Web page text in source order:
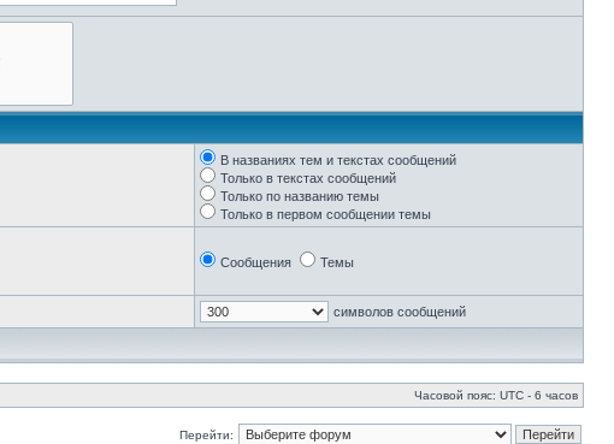
В названиях тем и текстах сообщений
Только в текстах сообщений
Только по названию темы
Только в первом сообщении темы
Сообщения Темы
символов сообщений
Часовой пояс: UTC - 6 часов
Перейти: